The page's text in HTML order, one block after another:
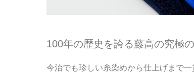
100年の歴史を誇る藤高の究極
今治でも珍しい糸染めから仕上げまで